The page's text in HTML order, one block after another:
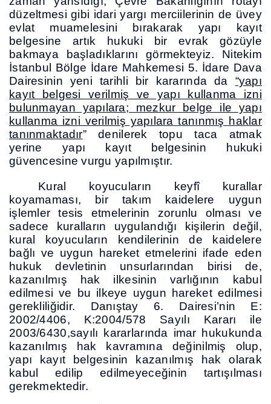
düzeltmesi gibi idari yargı merciilerinin de üvey
evlat muamelesini bırakarak yapı kayıt
belgesine artık hukuki bir evrak gözüyle
bakmaya başladıklarını görmekteyiz. Nitekim
İstanbul Bölge İdare Mahkemesi 5. İdare Dava
Dairesinin yeni tarihli bir kararında da “yapı
kayıt belgesi verilmiş ve yapı kullanma izni
bulunmayan yapılara; mezkur belge ile yapı
kullanma izni verilmiş yapılara tanınmış haklar
tanınmaktadır” denilerek topu taca atmak
yerine yapı kayıt belgesinin hukuki
güvencesine vurgu yapılmıştır.
Kural koyucuların keyfî kurallar
koyamaması, bir takım kaidelere uygun
işlemler tesis etmelerinin zorunlu olması ve
sadece kuralların uygulandığı kişilerin değil,
kural koyucuların kendilerinin de kaidelere
bağlı ve uygun hareket etmelerini ifade eden
hukuk devletinin unsurlarından birisi de,
kazanılmış hak ilkesinin varlığının kabul
edilmesi ve bu ilkeye uygun hareket edilmesi
gerekliliğidir. Danıştay 6. Dairesi’nin E:
2002/4406, K:2004/578 Sayılı Kararı ile
2003/6430,sayılı kararlarında imar hukukunda
kazanılmış hak kavramına değinilmiş olup,
yapı kayıt belgesinin kazanılmış hak olarak
kabul edilip edilmeyeceğinin tartışılması
gerekmektedir.